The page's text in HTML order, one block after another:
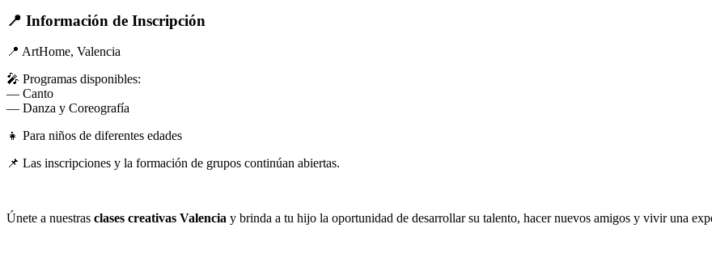
📍 Información de Inscripción
📍 ArtHome, Valencia
🎤 Programas disponibles:
— Canto
— Danza y Coreografía
👧 Para niños de diferentes edades
📌 Las inscripciones y la formación de grupos continúan abiertas.
Únete a nuestras clases creativas Valencia y brinda a tu hijo la oportunidad de desarrollar su talento, hacer nuevos amigos y vivir una